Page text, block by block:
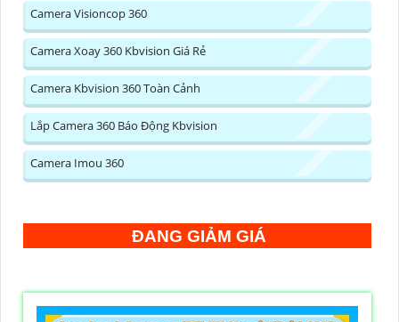
Camera Visioncop 360
Camera Xoay 360 Kbvision Giá Rẻ
Camera Kbvision 360 Toàn Cảnh
Lắp Camera 360 Báo Động Kbvision
Camera Imou 360
ĐANG GIẢM GIÁ